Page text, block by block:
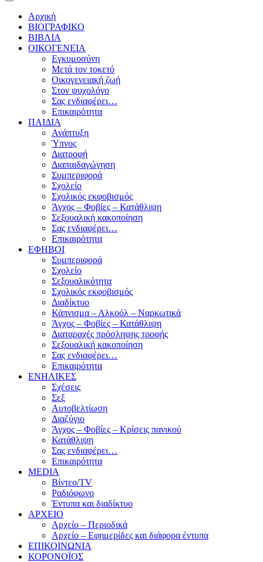
Αρχική
ΒΙΟΓΡΑΦΙΚΟ
ΒΙΒΛΙΑ
ΟΙΚΟΓΕΝΕΙΑ
Εγκυμοσύνη
Μετά τον τοκετό
Οικογενειακή ζωή
Στον ψυχολόγο
Σας ενδιαφέρει…
Επικαιρότητα
ΠΑΙΔΙΑ
Ανάπτυξη
Ύπνος
Διατροφή
Διαπαιδαγώγηση
Συμπεριφορά
Σχολείο
Σχολικός εκφοβισμός
Άγχος – Φοβίες – Κατάθλιψη
Σεξουαλική κακοποίηση
Σας ενδιαφέρει…
Επικαιρότητα
ΕΦΗΒΟΙ
Συμπεριφορά
Σχολείο
Σεξουαλικότητα
Σχολικός εκφοβισμός
Διαδίκτυο
Κάπνισμα – Αλκοόλ – Ναρκωτικά
Άγχος – Φοβίες – Κατάθλιψη
Διαταραχές πρόσληψης τροφής
Σεξουαλική κακοποίηση
Σας ενδιαφέρει…
Επικαιρότητα
ΕΝΗΛΙΚΕΣ
Σχέσεις
Σεξ
Αυτοβελτίωση
Διαζύγιο
Άγχος – Φοβίες – Κρίσεις πανικού
Κατάθλιψη
Σας ενδιαφέρει…
Επικαιρότητα
MEDIA
Βίντεο/TV
Ραδιόφωνο
Έντυπα και διαδίκτυο
ΑΡΧΕΙΟ
Αρχείο – Περιοδικά
Αρχείο – Εφημερίδες και διάφορα έντυπα
ΕΠΙΚΟΙΝΩΝΙΑ
ΚΟΡΟΝΟΪΟΣ